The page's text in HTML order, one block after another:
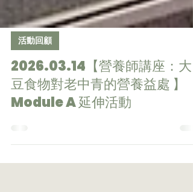
活動回顧
2026.03.14【營養師講座：大
Module A 延伸活動